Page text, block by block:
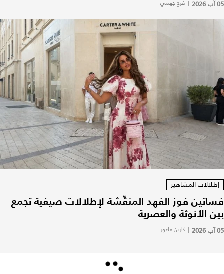
05 آب 2026 | فرح جهمي
إطلالات المشاهير
فساتين فوز الفهد المنقّشة لإطلالات صيفية تجمع
بين الأنوثة والعصرية
05 آب 2026 | كارين فاعور